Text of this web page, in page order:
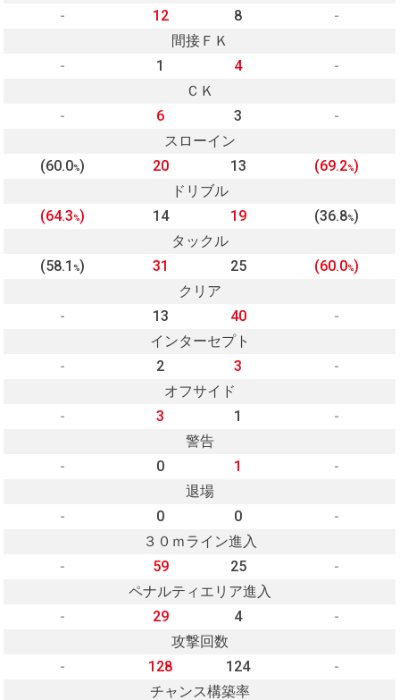
-
12 8
-
間接ＦＫ
-
1 4
-
ＣＫ
-
6 3
-
スローイン
(60.0%) 20 13 (69.2%)
ドリブル
(64.3%) 14 19 (36.8%)
タックル
(58.1%) 31 25 (60.0%)
クリア
-
13 40
-
インターセプト
-
2 3
-
オフサイド
-
3 1
-
警告
-
0 1
-
退場
-
0 0
-
３０ｍライン進入
-
59 25
-
ペナルティエリア進入
-
29 4
-
攻撃回数
-
128 124
-
チャンス構築率